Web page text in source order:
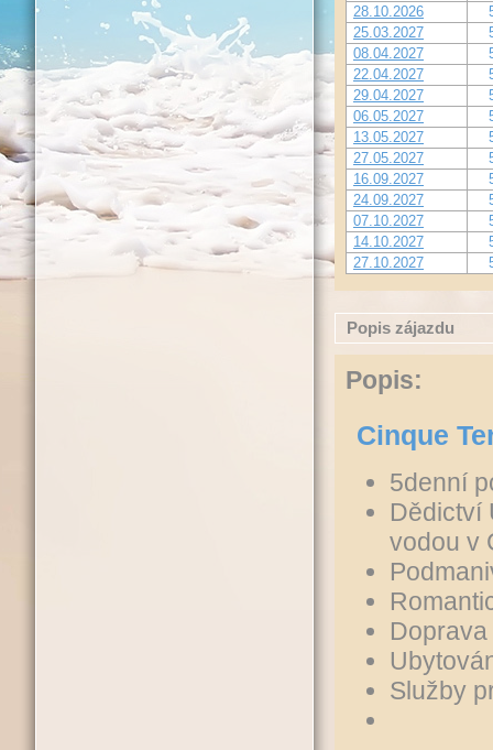
28.10.2026
25.03.2027
08.04.2027
22.04.2027
29.04.2027
06.05.2027
13.05.2027
27.05.2027
16.09.2027
24.09.2027
07.10.2027
14.10.2027
27.10.2027
Popis zájazdu
Popis:
Cinque
5denní
Dědictví
vodou v
Služby